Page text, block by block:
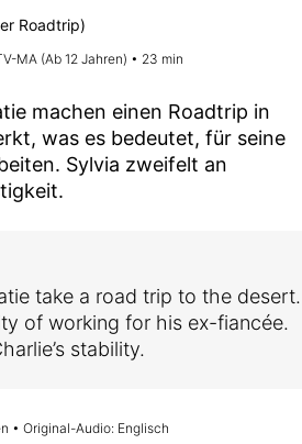
Roadtrip)
MA (Ab 12 Jahren) • 23 min
machen einen Roadtrip in
was es bedeutet, für seine
Sylvia zweifelt an
take a road trip to the desert.
of working for his ex-fiancée.
stability.
• Original-Audio: Englisch